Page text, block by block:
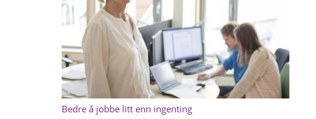
Bedre å jobbe litt enn ingenting